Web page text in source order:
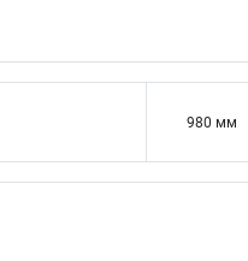
980 мм